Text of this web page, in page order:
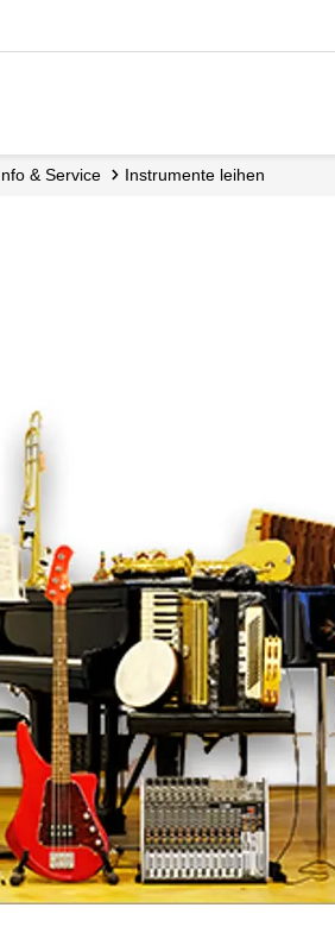
Info & Service Instrumente leihen